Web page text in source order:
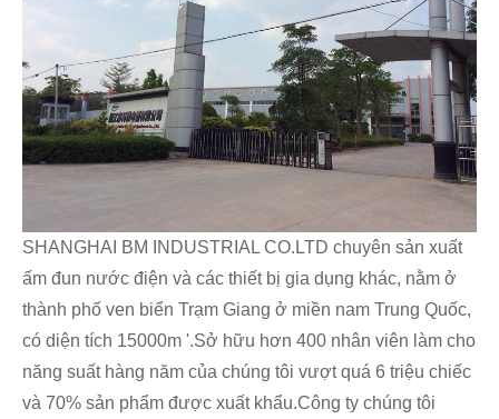
SHANGHAI BM INDUSTRIAL CO.LTD chuyên sản xuất
ấm đun nước điện và các thiết bị gia dụng khác, nằm ở
thành phố ven biển Trạm Giang ở miền nam Trung Quốc,
có diện tích 15000m '.Sở hữu hơn 400 nhân viên làm cho
năng suất hàng năm của chúng tôi vượt quá 6 triệu chiếc
và 70% sản phẩm được xuất khẩu.Công ty chúng tôi